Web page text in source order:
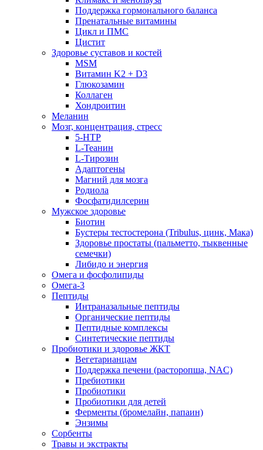
Поддержка гормонального баланса
Пренатальные витамины
Цикл и ПМС
Цистит
Здоровье суставов и костей
MSM
Витамин K2 + D3
Глюкозамин
Коллаген
Хондроитин
Меланин
Мозг, концентрация, стресс
5-HTP
L-Теанин
L-Тирозин
Адаптогены
Магний для мозга
Родиола
Фосфатидилсерин
Мужское здоровье
Биотин
Бустеры тестостерона (Tribulus, цинк, Мака)
Здоровье простаты (пальметто, тыквенные
семечки)
Либидо и энергия
Омега и фосфолипиды
Омега-3
Пептиды
Интраназальные пептиды
Органические пептиды
Пептидные комплексы
Синтетические пептиды
Пробиотики и здоровье ЖКТ
Вегетарианцам
Поддержка печени (расторопша, NAC)
Пребиотики
Пробиотики
Пробиотики для детей
Ферменты (бромелайн, папаин)
Энзимы
Сорбенты
Травы и экстракты